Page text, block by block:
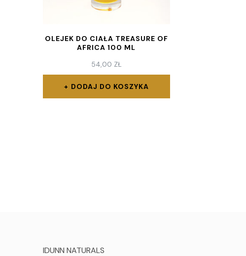
OLEJEK DO CIAŁA TREASURE OF
AFRICA 100 ML
54,00 ZŁ
DODAJ DO KOSZYKA
IDUNN NATURALS